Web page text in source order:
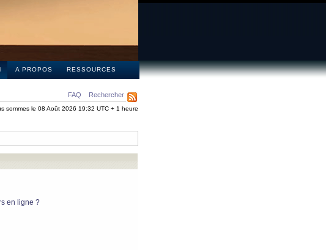
A PROPOS RESSOURCES
FAQ Rechercher
sommes le 08 Août 2026 19:32 UTC + 1 heure
en ligne ?